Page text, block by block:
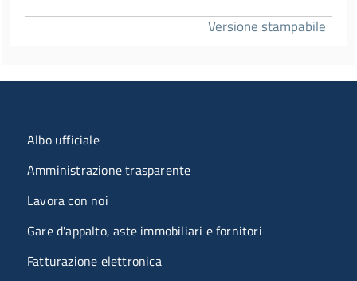
Versione stampabile
Menu organizzazione
Albo ufficiale
Amministrazione trasparente
Lavora con noi
Gare d'appalto, aste immobiliari e fornitori
Fatturazione elettronica